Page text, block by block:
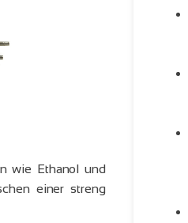
wie Ethanol und
einer streng